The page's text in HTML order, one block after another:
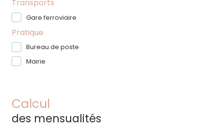
Transports
Gare ferroviaire
Pratique
Bureau de poste
Mairie
Calcul
des mensualités